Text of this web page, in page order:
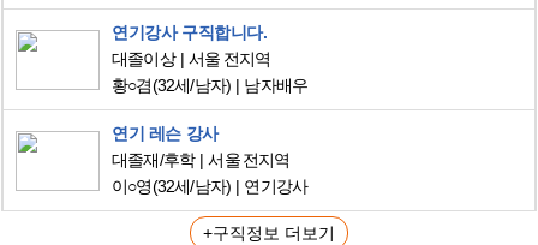
연기강사 구직합니다.
대졸이상
서울 전지역
황○겸(32세/남자) 남자배우
연기 레슨 강사
대졸재/후학
서울 전지역
이○영(32세/남자) 연기강사
+구직정보 더보기